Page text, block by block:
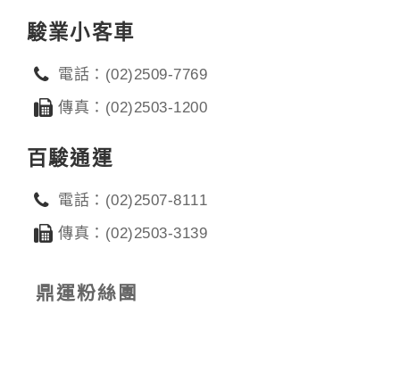
駿業小客車
電話：(02)2509-7769
傳真：(02)2503-1200
百駿通運
電話：(02)2507-8111
傳真：(02)2503-3139
鼎運粉絲團